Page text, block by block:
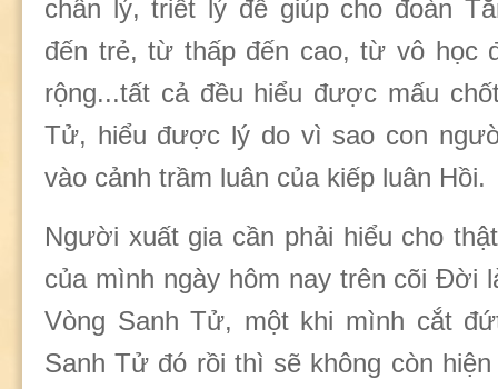
chân lý, triết lý để giúp cho đoàn
đến trẻ, từ thấp đến cao, từ vô học
rộng...tất cả đều hiểu được mấu
Tử, hiểu được lý do vì sao con
vào cảnh trầm luân của kiếp luân Hồi.
Người xuất gia cần phải hiểu cho
của mình ngày hôm nay trên cõi Đời
Vòng Sanh Tử, một khi mình cắt
Sanh Tử đó rồi thì sẽ không còn